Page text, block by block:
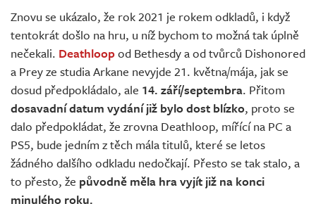
Redakce
Živě
Znovu se ukázalo, že rok 2021 je rokem odkladů, i když
tentokrát došlo na hru, u níž bychom to možná tak úplně
nečekali. Deathloopod Bethesdy a od tvůrců Dishonored
a Prey ze studia Arkane nevyjde 21. května/mája, jak se
dosud předpokládalo, ale 14. září/septembra. Přitom
dosavadní datum vydání již bylo dost blízko, proto se
dalo předpokládat, že zrovna Deathloop, mířící na PC a
PS5, bude jedním z těch mála titulů, které se letos
žádného dalšího odkladu nedočkají. Přesto se tak stalo, a
to přesto, že původně měla hra vyjít již na konci
minulého roku.